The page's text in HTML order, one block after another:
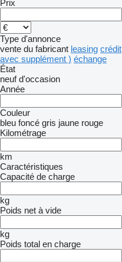
Prix
Type d'annonce
vente du fabricant leasing crédit
avec supplément ) échange
État
neuf d'occasion
Année
Couleur
bleu foncé gris jaune rouge
Kilométrage
km
Caractéristiques
Capacité de charge
kg
Poids net à vide
kg
Poids total en charge